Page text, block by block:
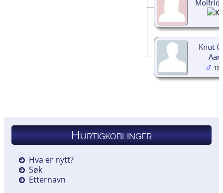
Molfrid
Knut
Hurtigkoblinger
Hva er nytt?
Søk
Etternavn